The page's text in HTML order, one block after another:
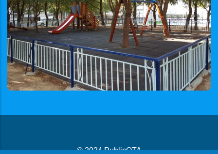
© 2024PublicOTA